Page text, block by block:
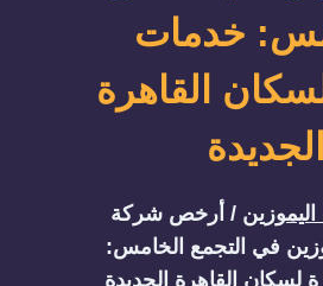
خدمات
القاهرة
الجديدة
/ أرخص شركة
في التجمع الخامس:
لسكان القاهرة الجديدة